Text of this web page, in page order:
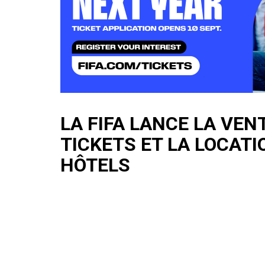
LA FIFA LANCE LA
TICKETS ET LA
HÔTELS